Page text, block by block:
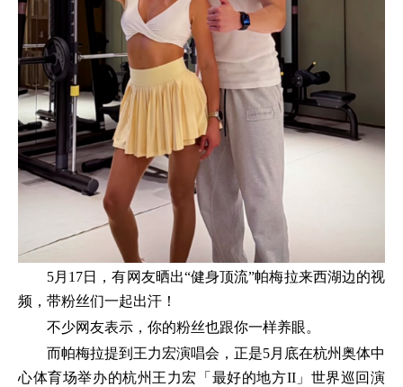
5月17日，有网友晒出“健身顶流”帕梅拉来西湖边的视
频，带粉丝们一起出汗！
不少网友表示，你的粉丝也跟你一样养眼。
而帕梅拉提到王力宏演唱会，正是5月底在杭州奥体中
心体育场举办的杭州王力宏「最好的地方II」世界巡回演